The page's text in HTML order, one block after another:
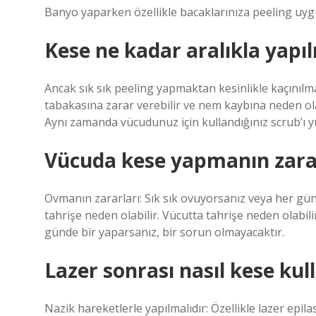
Banyo yaparken özellikle bacaklarınıza peeling
Kese ne kadar aralıkla
Ancak sık sık peeling yapmaktan kesinlikle
tabakasına zarar verebilir ve nem kaybına neden
Aynı zamanda vücudunuz için kullandığınız
Vücuda kese yapmanın
Ovmanın zararları: Sık sık ovuyorsanız veya her
tahrişe neden olabilir. Vücutta tahrişe neden
günde bir yaparsanız, bir sorun olmayacaktır.
Lazer sonrası nasıl kese
Nazik hareketlerle yapılmalıdır: Özellikle lazer